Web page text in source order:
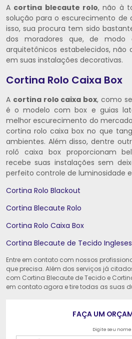
A cortina blecaute rolo, não à
solução para o escurecimento de
isso, sua procura tem sido
dos moradores que, de modo
arquitetônicos estabelecidos,
em suas instalações decorativas.
Cortina Rolo Caixa Box
A cortina rolo caixa box, como
é o modelo com box e guias
melhor escurecimento do
cortina rolo caixa box no que
ambientes. Além disso, dentre
rolô caixa box proporcionam
recebe suas instalações sem
perfeito controle de luminosidade e
Cortina Rolo Blackout
Cortina Blecaute Rolo
Cortina Rolo Caixa Box
Cortina Blecaute de Tecido
Entre em contato com nossos
que precisa. Além dos serviços já
com Cortina Blecaute de Tecido e
em contato agora e tire todas as suas
FAÇA UM
Digite seu nome